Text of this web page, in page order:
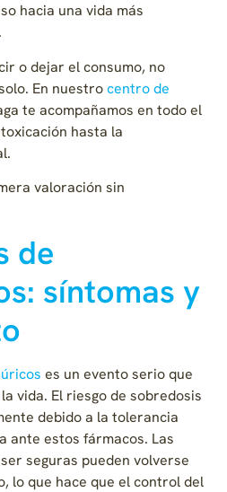
hacia una vida más
o dejar el consumo, no
En nuestrocentro de
te acompañamos en todo el
hasta la
valoración sin
de
síntomas y
es un evento serio que
vida. El riesgo de sobredosis
debido a la tolerancia
ante estos fármacos. Las
seguras pueden volverse
lo que hace que el control del